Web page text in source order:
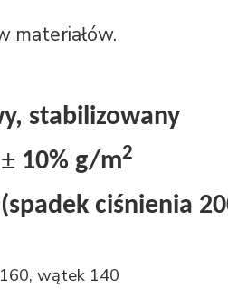
materiałów.
stabilizowany
±10% g/m2
ciśnienia
wątek 140